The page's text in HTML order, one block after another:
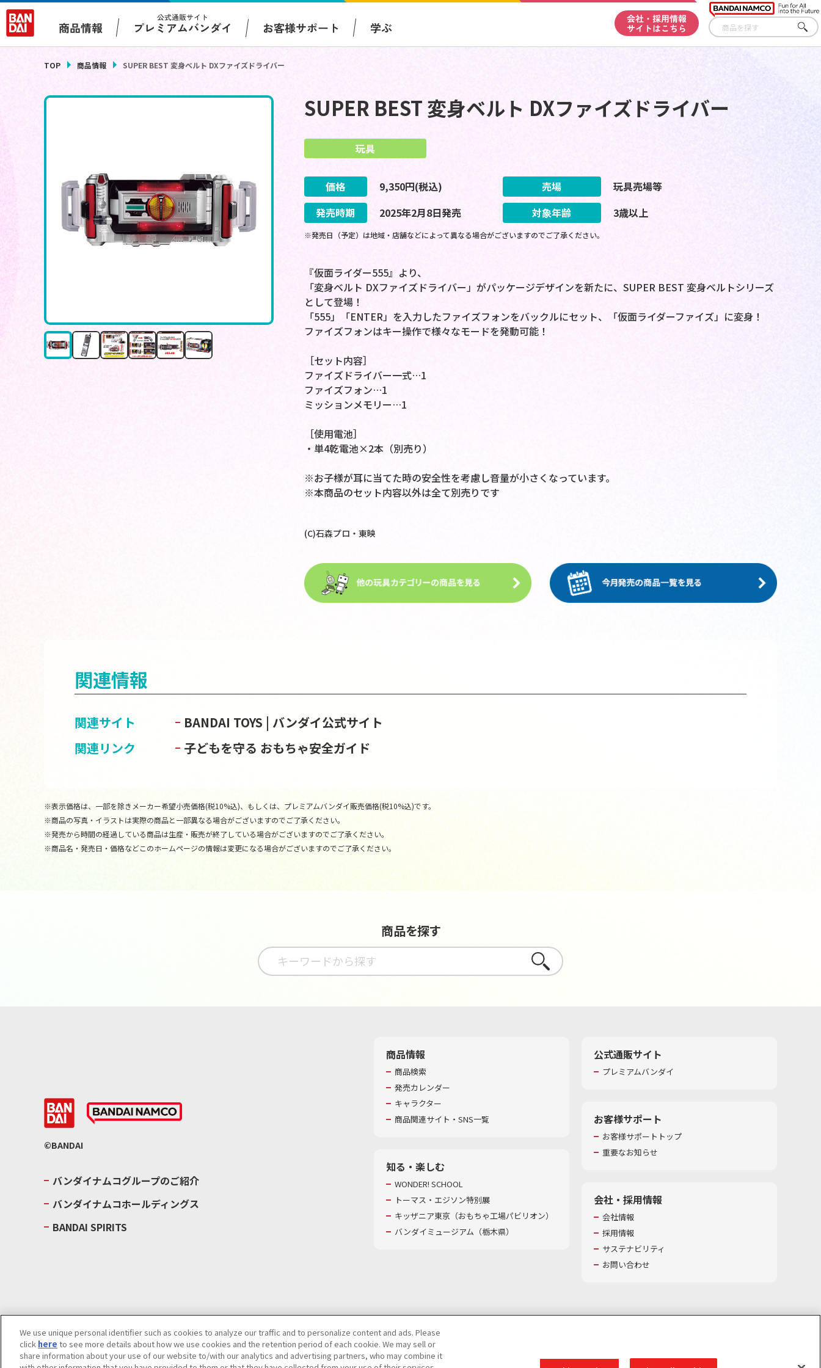
商品情報
公式通販サイト
プレミアムバンダイ お客様サポート 学ぶ
会社・採用情報
サイトはこちら
さが
す
TOP 商品情報 SUPER BEST 変身ベルト DXファイズドライバー
SUPER BEST 変身ベルト DXファイズドライバー
玩具
価格 9,350円(税込) 売場
玩具売場等
発売時期
2025年2月8日発売 対象年齢 3歳以上
※発売日（予定）は地域・店舗などによって異なる場合がございますのでご了承ください。
『仮面ライダー555』より、
「変身ベルト DXファイズドライバー」がパッケージデザインを新たに、SUPER BEST 変身ベルトシリーズ
として登場！
「555」「ENTER」を入力したファイズフォンをバックルにセット、「仮面ライダーファイズ」に変身！
ファイズフォンはキー操作で様々なモードを発動可能！
［セット内容］
ファイズドライバー一式…1
ファイズフォン…1
ミッションメモリー…1
［使用電池］
・単4乾電池×2本（別売り）
※お子様が耳に当てた時の安全性を考慮し音量が小さくなっています。
※本商品のセット内容以外は全て別売りです
(C)石森プロ・東映
関連情報
関連サイト
BANDAI TOYS | バンダイ公式サイト
関連リンク
子どもを守る おもちゃ安全ガイド
※表示価格は、一部を除きメーカー希望小売価格(税10%込)、もしくは、プレミアムバンダイ販売価格(税10%込)です。
※商品の写真・イラストは実際の商品と一部異なる場合がございますのでご了承ください。
※発売から時間の経過している商品は生産・販売が終了している場合がございますのでご了承ください。
※商品名・発売日・価格などこのホームページの情報は変更になる場合がございますのでご了承ください。
商品を探す
さがす
©BANDAI
バンダイナムコグループのご紹介
バンダイナムコホールディングス
BANDAI SPIRITS
商品情報
商品検索
発売カレンダー
キャラクター
商品関連サイト・SNS一覧
知る・楽しむ
WONDER! SCHOOL
トーマス・エジソン特別展
キッザニア東京（おもちゃ工場パビリオン）​
バンダイミュージアム（栃木県）
公式通販サイト
プレミアムバンダイ
お客様サポート
お客様サポートトップ
重要なお知らせ
会社・採用情報
会社情報
採用情報
サステナビリティ
お問い合わせ
ウェブサイトご利用条件ソーシャルメディアポリシー個人情報及び特定個人情報等の取り扱いに関する保護方針
We use unique personal identifier such as cookies to analyze our traffic and to personalize content and ads. Please
click here to see more details about how we use cookies and the retention period of each cookie. We may sell or
share information about your use of our website to/with our analytics and advertising partners, who may combine it